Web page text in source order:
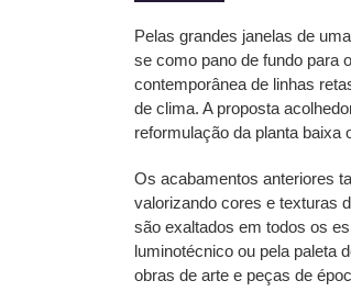
Pelas grandes janelas de
se como pano de fundo para
contemporânea de linhas
de clima. A proposta
reformulação da planta baixa
Os acabamentos anteriores
valorizando cores e texturas
são exaltados em todos os
luminotécnico ou pela paleta
obras de arte e peças de